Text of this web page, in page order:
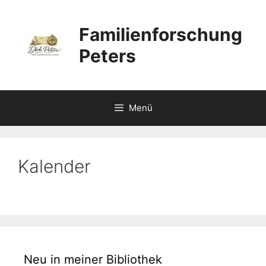
springen
Familienforschung
Peters
Menü
Kalender
Neu in meiner Bibliothek